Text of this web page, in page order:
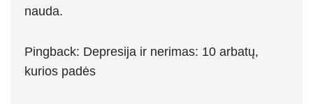
nauda.
Pingback: Depresija ir nerimas: 10 arbatų,
kurios padės